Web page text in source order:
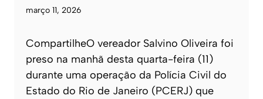
março 11, 2026
CompartilheO vereador Salvino Oliveira foi
preso na manhã desta quarta-feira (11)
durante uma operação da Polícia Civil do
Estado do Rio de Janeiro (PCERJ) que